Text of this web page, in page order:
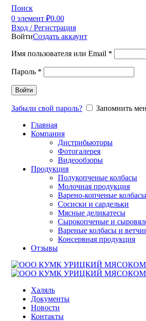
Поиск
0 элемент ₽0.00
Вход / Регистрация
ВойтиСоздать аккаунт
Имя пользователя или Email *
Пароль *
Войти
Забыли свой пароль?
Запомнить
Главная
Компания
Дистрибьюторы
Фотогалерея
Видеообзоры
Продукция
Полукопченые колбасы
Молочная продукция
Варено-копченые колбасы
Сосиски и сардельки
Мясные деликатесы
Сырокопченые и
Вареные колбасы и
Консервная продукция
Отзывы
Халяль
Документы
Новости
Контакты